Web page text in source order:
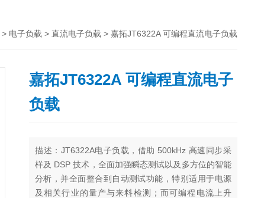
> 电子负载 > 直流电子负载 > 嘉拓JT6322A 可编程直流电子负载
嘉拓JT6322A 可编程直流电子
负载
描述： JT6322A电子负载，借助 500kHz 高速同步采
样及 DSP 技术，全面加强瞬态测试以及多方位的智能
分析，并全面整合到自动测试功能，特别适用于电源
及相关行业的量产与来料检测；而可编程电流上升